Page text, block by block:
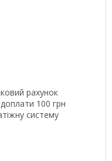
рахунок
100 грн
систему